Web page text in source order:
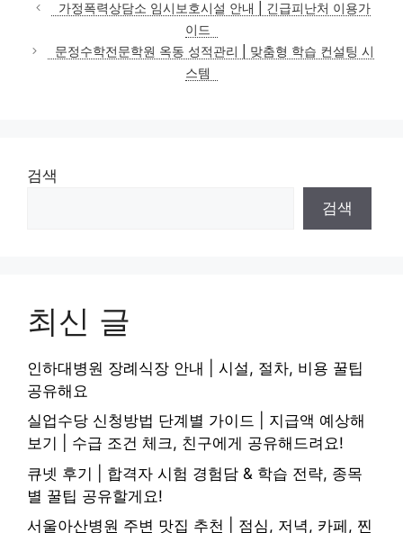
고
리
가정폭력상담소 임시보호시설 안내 | 긴급피난처 이용가
이드
문정수학전문학원 옥동 성적관리 | 맞춤형 학습 컨설팅 시
스템
검색
검색
최신 글
인하대병원 장례식장 안내 | 시설, 절차, 비용 꿀팁
공유해요
실업수당 신청방법 단계별 가이드 | 지급액 예상해
보기 | 수급 조건 체크, 친구에게 공유해드려요!
큐넷 후기 | 합격자 시험 경험담 & 학습 전략, 종목
별 꿀팁 공유할게요!
서울아산병원 주변 맛집 추천 | 점심, 저녁, 카페, 찐